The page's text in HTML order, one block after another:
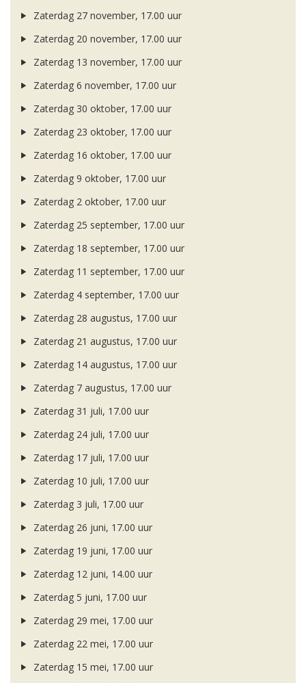
Zaterdag 27 november, 17.00 uur
Zaterdag 20 november, 17.00 uur
Zaterdag 13 november, 17.00 uur
Zaterdag 6 november, 17.00 uur
Zaterdag 30 oktober, 17.00 uur
Zaterdag 23 oktober, 17.00 uur
Zaterdag 16 oktober, 17.00 uur
Zaterdag 9 oktober, 17.00 uur
Zaterdag 2 oktober, 17.00 uur
Zaterdag 25 september, 17.00 uur
Zaterdag 18 september, 17.00 uur
Zaterdag 11 september, 17.00 uur
Zaterdag 4 september, 17.00 uur
Zaterdag 28 augustus, 17.00 uur
Zaterdag 21 augustus, 17.00 uur
Zaterdag 14 augustus, 17.00 uur
Zaterdag 7 augustus, 17.00 uur
Zaterdag 31 juli, 17.00 uur
Zaterdag 24 juli, 17.00 uur
Zaterdag 17 juli, 17.00 uur
Zaterdag 10 juli, 17.00 uur
Zaterdag 3 juli, 17.00 uur
Zaterdag 26 juni, 17.00 uur
Zaterdag 19 juni, 17.00 uur
Zaterdag 12 juni, 14.00 uur
Zaterdag 5 juni, 17.00 uur
Zaterdag 29 mei, 17.00 uur
Zaterdag 22 mei, 17.00 uur
Zaterdag 15 mei, 17.00 uur